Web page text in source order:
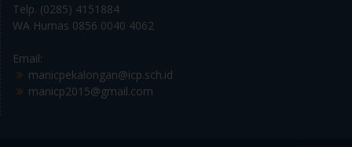
Telp. (0285) 4151884
WA Humas 0856 0040 4062
Email:
manicpekalongan@icp.sch.id
manicp2015@gmail.com